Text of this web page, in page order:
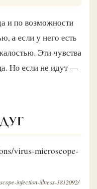
и по возможности
а если у него есть
Эти чувства
Но если не идут —
infection-illness-1812092/